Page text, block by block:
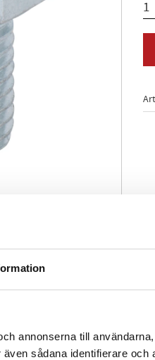
annonserna till
sådana identifierare och